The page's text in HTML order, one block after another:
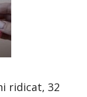
ridicat, 32